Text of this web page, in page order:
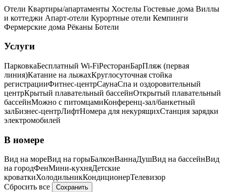
Отели Квартиры/апартаменты Хостелы Гостевые дома Виллы
и коттеджи Апарт-отели Курортные отели Кемпинги
Фермерские дома Рёканы Ботели
Услуги
ПарковкаБесплатный Wi-FiРесторанБарПляж (первая
линия)Катание на лыжахКруглосуточная стойка
регистрацииФитнес-центрСаунаСпа и оздоровительный
центрКрытый плавательный бассейнОткрытый плавательный
бассейнМожно с питомцамиКонференц-зал/банкетный
залБизнес-центрЛифтНомера для некурящихCтанция зарядки
электромобилей
В номере
Вид на мореВид на горыБалконВаннаДушВид на бассейнВид
на городФенМини-кухняДетские
кроваткиХолодильникКондиционерТелевизор
Сбросить все
Сохранить